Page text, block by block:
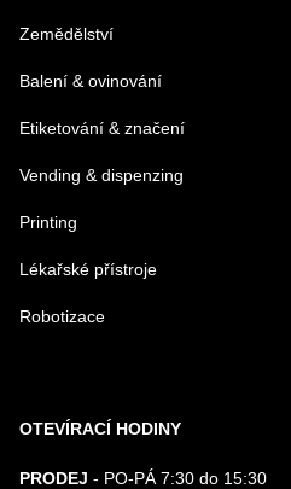
Zemědělství
Balení & ovinování
Etiketování & značení
Vending & dispenzing
Printing
Lékařské přístroje
Robotizace
OTEVÍRACÍ HODINY
PRODEJ - PO-PÁ 7:30 do 15:30